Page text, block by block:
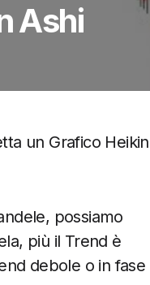
Ashi
un Grafico Heikin
possiamo
più il Trend è
debole o in fase